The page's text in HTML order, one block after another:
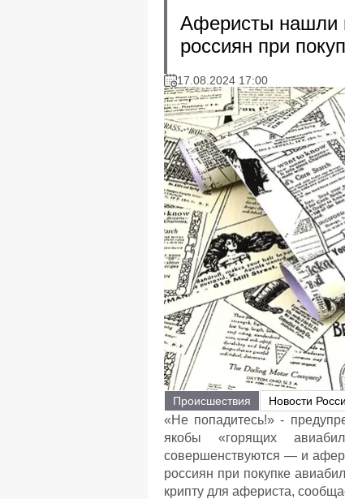
Аферисты нашли
россиян при
17.08.2024 17:00
Происшествия Новости
«Не попадитесь!» -
якобы «горящих
совершенствуются — и
россиян при покупке
крипту для афериста,